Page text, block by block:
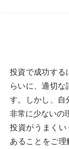
投資で成功する
らいに、適切
す。しかし、自
非常に少ないの
投資がうまく
あることをご